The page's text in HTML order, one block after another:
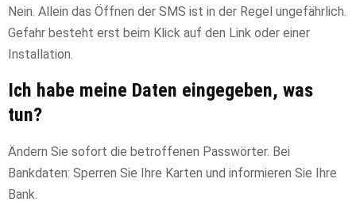
Nein. Allein das Öffnen der SMS ist in der Regel ungefährlich.
Gefahr besteht erst beim Klick auf den Link oder einer
Installation.
Ich habe meine Daten eingegeben, was
tun?
Ändern Sie sofort die betroffenen Passwörter. Bei
Bankdaten: Sperren Sie Ihre Karten und informieren Sie Ihre
Bank.